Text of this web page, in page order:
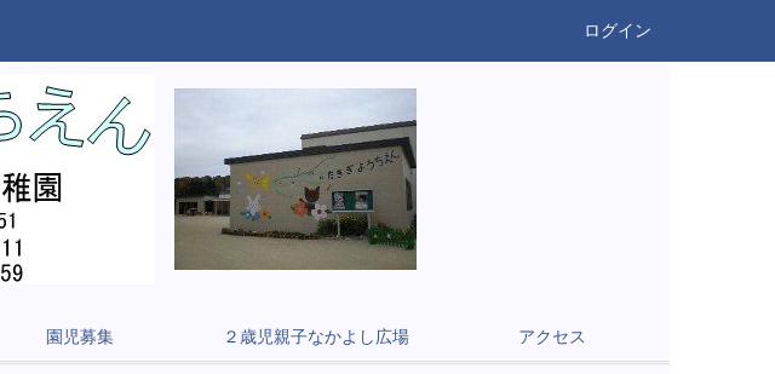
ログイン
園児募集 ２歳児親子なかよし広場 アクセス